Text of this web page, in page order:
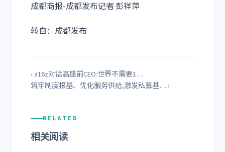
成都商报-成都发布记者 彭祥萍
转自：成都发布
‹ a16z对话高盛前CEO:世界不需要1…
筑牢制度根基、优化服务供给,激发私募基… ›
RELATED
相关阅读